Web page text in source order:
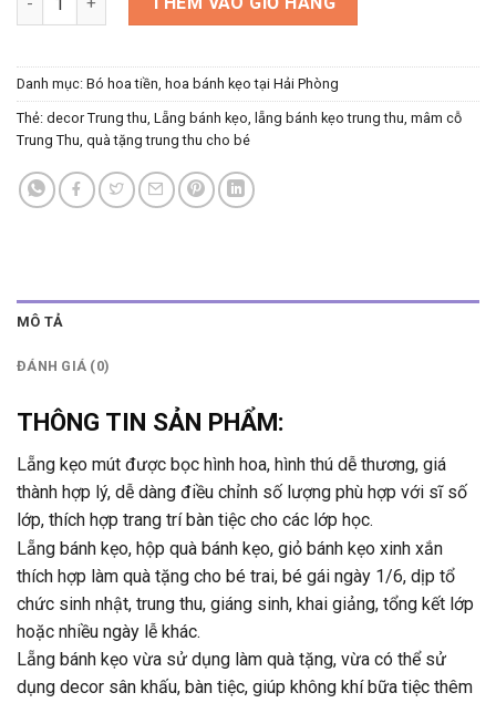
Danh mục: Bó hoa tiền, hoa bánh kẹo tại Hải Phòng
Thẻ: decor Trung thu Lẵng bánh kẹo lẵng bánh kẹo trung thu mâm cỗ
Trung Thu quà tặng trung thu cho bé
MÔ TẢ
ĐÁNH GIÁ (0)
THÔNG TIN SẢN PHẨM:
Lẵng kẹo mút được bọc hình hoa, hình thú dễ thương, giá
thành hợp lý, dễ dàng điều chỉnh số lượng phù hợp với sĩ số
lớp, thích hợp trang trí bàn tiệc cho các lớp học.
Lẵng bánh kẹo, hộp quà bánh kẹo, giỏ bánh kẹo xinh xắn
thích hợp làm quà tặng cho bé trai, bé gái ngày 1/6, dịp tổ
chức sinh nhật, trung thu, giáng sinh, khai giảng, tổng kết lớp
hoặc nhiều ngày lễ khác.
Lẵng bánh kẹo vừa sử dụng làm quà tặng, vừa có thể sử
dụng decor sân khấu, bàn tiệc, giúp không khí bữa tiệc thêm